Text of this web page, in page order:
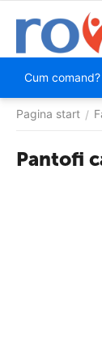
Cum comand?
Pagina start /
Pantofi